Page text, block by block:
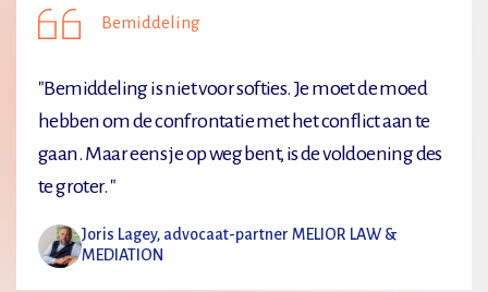
Bemiddeling
"Bemiddeling is niet voor softies. Je moet de moed
hebben om de confrontatie met het conflict aan te
gaan. Maar eens je op weg bent, is de voldoening des
te groter. "
Joris Lagey, advocaat-partner MELIOR LAW &
MEDIATION